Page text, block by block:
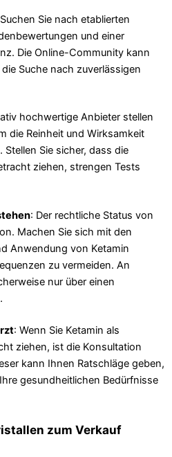
Sie nach etablierten
und einer
Die Online-Community kann
Suche nach zuverlässigen
hochwertige Anbieter stellen
die Reinheit und Wirksamkeit
Sie sicher, dass die
ziehen, strengen Tests
: Der rechtliche Status von
Machen Sie sich mit den
Anwendung von Ketamin
zu vermeiden. An
nur über einen
: Wenn Sie Ketamin als
ziehen, ist die Konsultation
kann Ihnen Ratschläge geben,
gesundheitlichen Bedürfnisse
zum Verkauf